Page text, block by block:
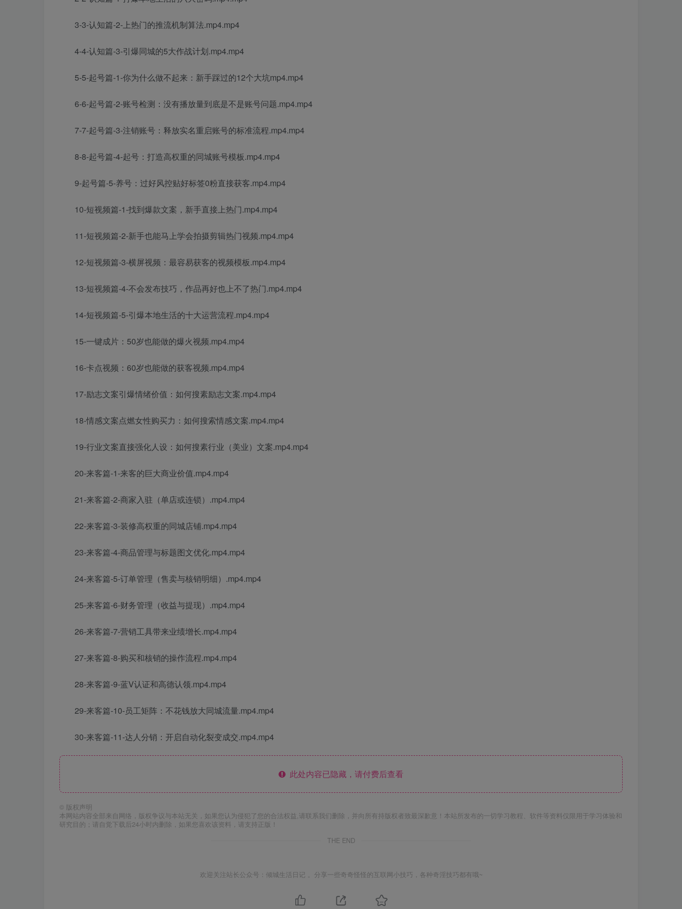
3-3-认知篇-2-上热门的推流机制算法.mp4.mp4
4-4-认知篇-3-引爆同城的5大作战计划.mp4.mp4
5-5-起号篇-1-你为什么做不起来：新手踩过的12个大坑mp4.mp4
6-6-起号篇-2-账号检测：没有播放量到底是不是账号问题.mp4.mp4
7-7-起号篇-3-注销账号：释放实名重启账号的标准流程.mp4.mp4
8-8-起号篇-4-起号：打造高权重的同城账号模板.mp4.mp4
9-起号篇-5-养号：过好风控贴好标签0粉直接获客.mp4.mp4
10-短视频篇-1-找到爆款文案，新手直接上热门.mp4.mp4
11-短视频篇-2-新手也能马上学会拍摄剪辑热门视频.mp4.mp4
12-短视频篇-3-横屏视频：最容易获客的视频模板.mp4.mp4
13-短视频篇-4-不会发布技巧，作品再好也上不了热门.mp4.mp4
14-短视频篇-5-引爆本地生活的十大运营流程.mp4.mp4
15-一键成片：50岁也能做的爆火视频.mp4.mp4
16-卡点视频：60岁也能做的获客视频.mp4.mp4
17-励志文案引爆情绪价值：如何搜素励志文案.mp4.mp4
18-情感文案点燃女性购买力：如何搜索情感文案.mp4.mp4
19-行业文案直接强化人设：如何搜素行业（美业）文案.mp4.mp4
20-来客篇-1-来客的巨大商业价值.mp4.mp4
21-来客篇-2-商家入驻（单店或连锁）.mp4.mp4
22-来客篇-3-装修高权重的同城店铺.mp4.mp4
23-来客篇-4-商品管理与标题图文优化.mp4.mp4
24-来客篇-5-订单管理（售卖与核销明细）.mp4.mp4
25-来客篇-6-财务管理（收益与提现）.mp4.mp4
26-来客篇-7-营销工具带来业绩增长.mp4.mp4
27-来客篇-8-购买和核销的操作流程.mp4.mp4
28-来客篇-9-蓝V认证和高德认领.mp4.mp4
29-来客篇-10-员工矩阵：不花钱放大同城流量.mp4.mp4
30-来客篇-11-达人分销：开启自动化裂变成交.mp4.mp4
此处内容已隐藏，请付费后查看
© 版权声明
本网站内容全部来自网络，版权争议与本站无关，如果您认为侵犯了您的合法权益,请联系我们删除，并向所有持版权者致最深歉意！本站所发布的一切学习教程、软件等资料仅限用于学习体验和
研究目的；请自觉下载后24小时内删除，如果您喜欢该资料，请支持正版！
THE END
欢迎关注站长公众号：倾城生活日记 。分享一些奇奇怪怪的互联网小技巧，各种奇淫技巧都有哦~